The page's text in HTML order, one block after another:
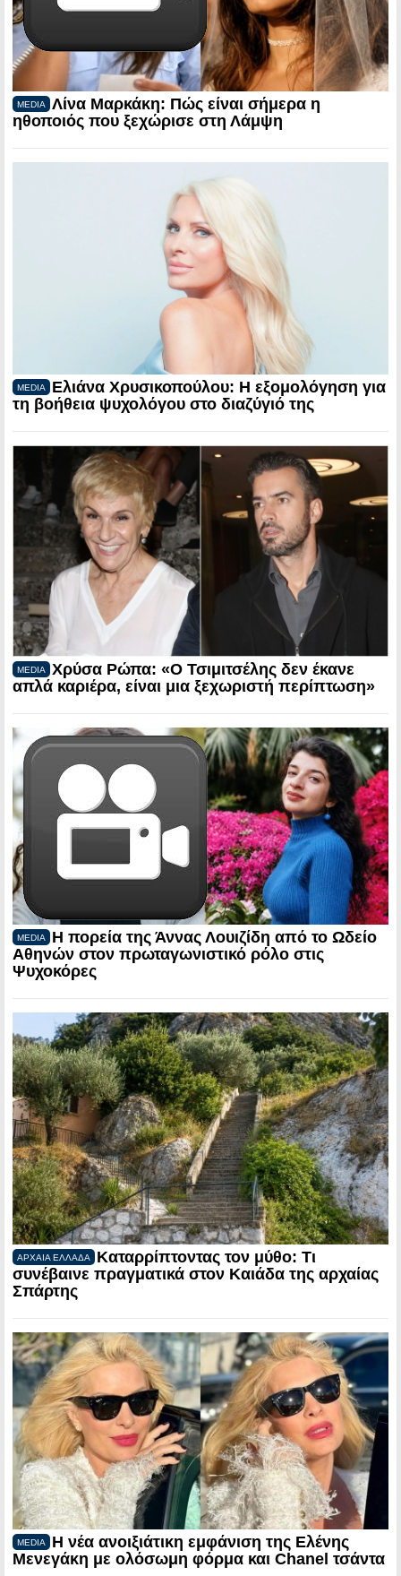
MEDIA
Λίνα Μαρκάκη: Πώς είναι σήμερα η
ηθοποιός που ξεχώρισε στη Λάμψη
MEDIA
Ελιάνα Χρυσικοπούλου: Η εξομολόγηση για
τη βοήθεια ψυχολόγου στο διαζύγιό της
MEDIA
Χρύσα Ρώπα: «Ο Τσιμιτσέλης δεν έκανε
απλά καριέρα, είναι μια ξεχωριστή περίπτωση»
MEDIA
Η πορεία της Άννας Λουιζίδη από το Ωδείο
Αθηνών στον πρωταγωνιστικό ρόλο στις
Ψυχοκόρες
ΑΡΧΑΙΑ ΕΛΛΑΔΑ
Καταρρίπτοντας τον μύθο: Τι
συνέβαινε πραγματικά στον Καιάδα της αρχαίας
Σπάρτης
MEDIA
Η νέα ανοιξιάτικη εμφάνιση της Ελένης
Μενεγάκη με ολόσωμη φόρμα και Chanel τσάντα